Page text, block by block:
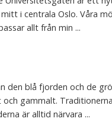
i centrala Oslo. Våra
allt från min ...
den blå fjorden och de
gammalt.
är alltid närvara ...